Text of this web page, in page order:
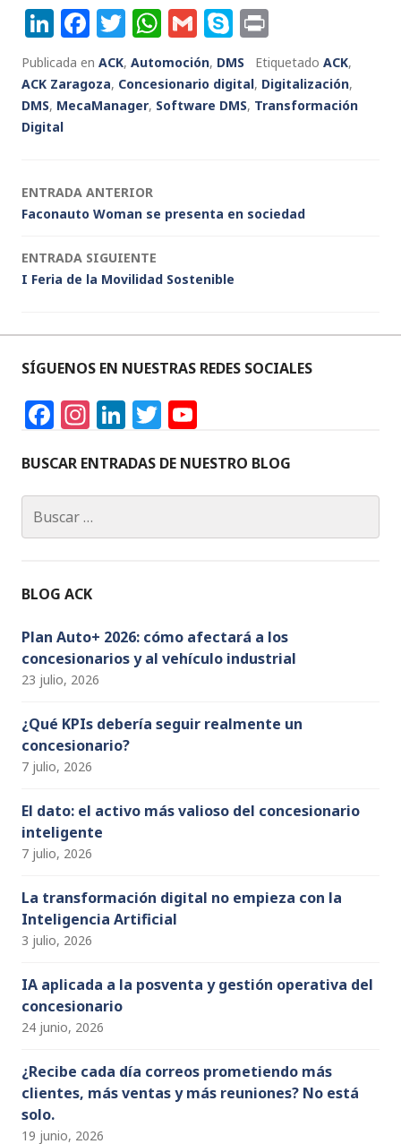
Li
n
k
e
dI
F
a
c
e
o
k
T
w
it
te
W
h
a
ts
G
m
ai
l
S
k
y
p
ri
n
t
Publicada en ACK, Automoción, DMS Etiquetado ACK,
ACK Zaragoza, Concesionario digital, Digitalización,
DMS, MecaManager, Software DMS, Transformación
Digital
Navegación
entradas
ENTRADA ANTERIOR
Faconauto Woman se presenta en sociedad
ENTRADA SIGUIENTE
I Feria de la Movilidad Sostenible
SÍGUENOS EN NUESTRAS REDES SOCIALES
F
c
e
b
o
In
a
g
ra
Li
k
e
dI
T
it
te
r
u
T
u
h
a
n
BUSCAR ENTRADAS DE NUESTRO BLOG
BLOG ACK
Plan Auto+ 2026: cómo afectará a los
concesionarios y al vehículo industrial
23 julio, 2026
¿Qué KPIs debería seguir realmente un
concesionario?
7 julio, 2026
El dato: el activo más valioso del concesionario
inteligente
7 julio, 2026
La transformación digital no empieza con la
Inteligencia Artificial
3 julio, 2026
IA aplicada a la posventa y gestión operativa del
concesionario
24 junio, 2026
¿Recibe cada día correos prometiendo más
clientes, más ventas y más reuniones? No está
solo.
19 junio, 2026